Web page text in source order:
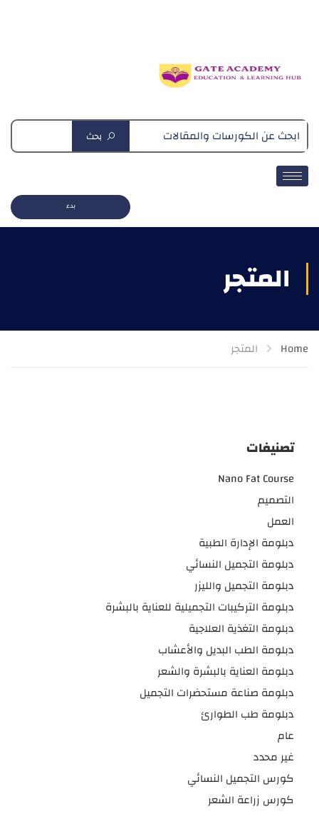
بحث
بدء
المتجر
Home المتجر
تصنيفات
Nano Fat Course
التصميم
العمل
دبلومة الإدارة الطبية
دبلومة التجميل النسائي
دبلومة التجميل والليزر
دبلومة التركيبات التجميلية للعناية بالبشرة
دبلومة التغذية العلاجية
دبلومة الطب البديل والأعشاب
دبلومة العناية بالبشرة والشعر
دبلومة صناعة مستحضرات التجميل
دبلومة طب الطوارئ
عام
غير محدد
كورس التجميل النسائي
كورس زراعة الشعر